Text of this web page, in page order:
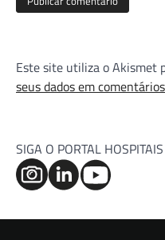
Este site utiliza o Akismet
seus dados em
SIGA O PORTAL